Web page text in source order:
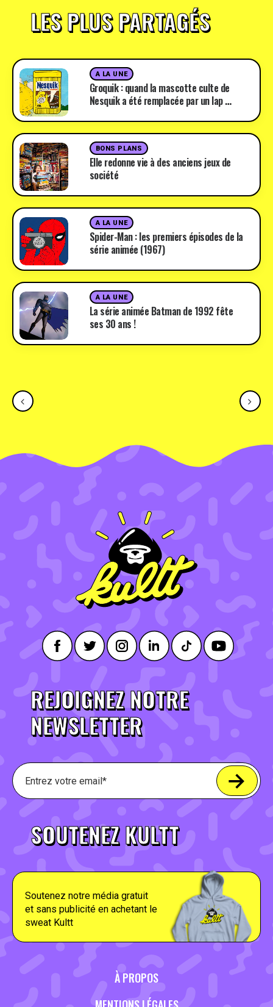
LES PLUS PARTAGÉS
A LA UNE
Groquik : quand la mascotte culte de
Nesquik a été remplacée par un lap …
BONS PLANS
Elle redonne vie à des anciens jeux de
société
A LA UNE
Spider-Man : les premiers épisodes de la
série animée (1967)
A LA UNE
La série animée Batman de 1992 fête
ses 30 ans !
REJOIGNEZ NOTRE
NEWSLETTER
SOUTENEZ KULTT
Soutenez notre média gratuit
et sans publicité en achetant le
sweat Kultt
À PROPOS